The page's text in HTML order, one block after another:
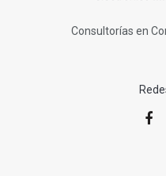
Consultorías en